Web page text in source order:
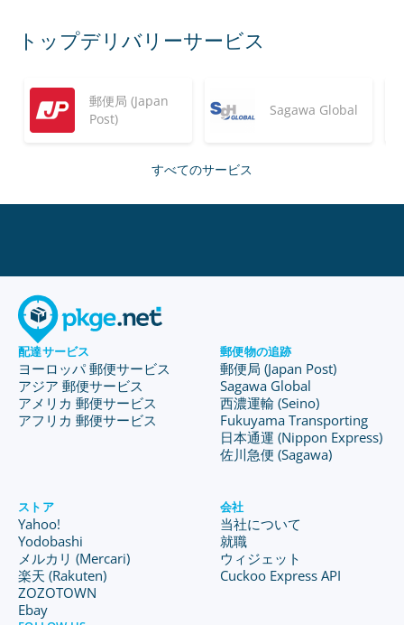
トップデリバリーサービス
郵便局 (Japan
Post)
Sagawa Global
すべてのサービス
配達サービス
ヨーロッパ 郵便サービス
アジア 郵便サービス
アメリカ 郵便サービス
アフリカ 郵便サービス
郵便物の追跡
郵便局 (Japan Post)
Sagawa Global
西濃運輸 (Seino)
Fukuyama Transporting
日本通運 (Nippon Express)
佐川急便 (Sagawa)
ストア
Yahoo!
Yodobashi
メルカリ (Mercari)
楽天 (Rakuten)
ZOZOTOWN
Ebay
会社
当社について
就職
ウィジェット
Cuckoo Express API